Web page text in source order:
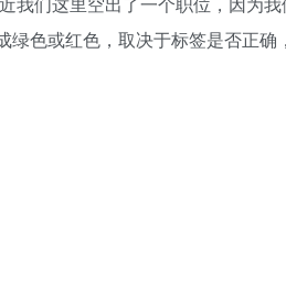
色或红色，取决于标签是否正